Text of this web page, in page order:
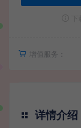
增值服务：
详情介绍